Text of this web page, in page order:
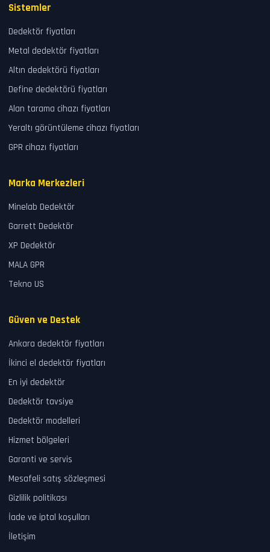
Sistemler
Dedektör fiyatları
Metal dedektör fiyatları
Altın dedektörü fiyatları
Define dedektörü fiyatları
Alan tarama cihazı fiyatları
Yeraltı görüntüleme cihazı fiyatları
GPR cihazı fiyatları
Marka Merkezleri
Minelab Dedektör
Garrett Dedektör
XP Dedektör
MALA GPR
Tekno US
Güven ve Destek
Ankara dedektör fiyatları
İkinci el dedektör fiyatları
En iyi dedektör
Dedektör tavsiye
Dedektör modelleri
Hizmet bölgeleri
Garanti ve servis
Mesafeli satış sözleşmesi
Gizlilik politikası
İade ve iptal koşulları
İletişim